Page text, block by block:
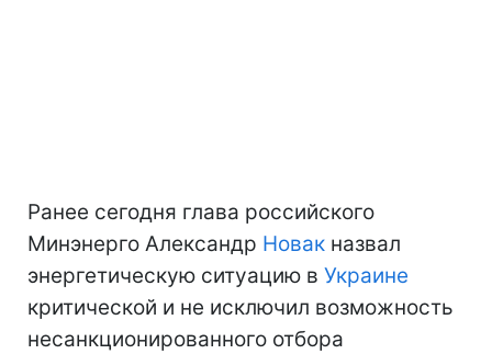
Ранее сегодня глава российского
Минэнерго Александр Новак назвал
энергетическую ситуацию в Украине
критической и не исключил возможность
несанкционированного отбора